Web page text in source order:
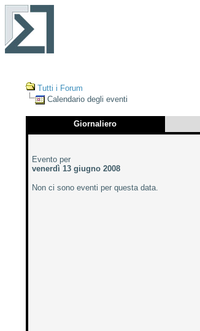
Tutti i Forum
Calendario degli eventi
Giornaliero
Evento per
venerdì 13 giugno 2008
Non ci sono eventi per questa data.